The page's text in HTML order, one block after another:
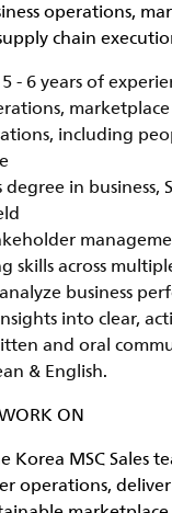
operations,
chain
- 6 years of
including
degree in business,
skills across
business
into clear,
and oral
& English.
ON
Korea MSC Sales
operations,